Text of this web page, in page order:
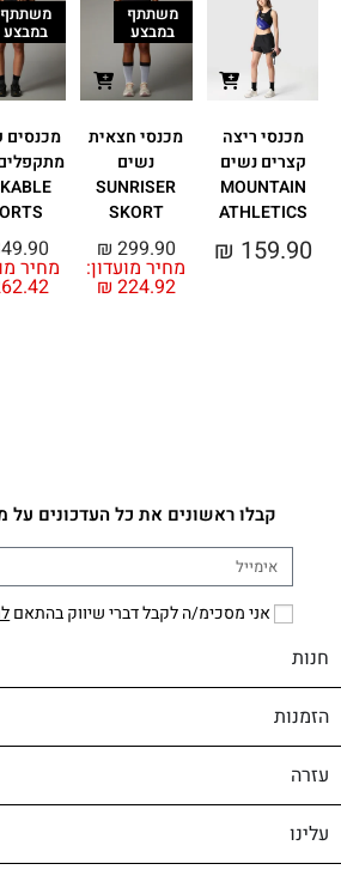
מכנסי ריצה
קצרים נשים
MOUNTAIN
ATHLETICS
₪ 159.90
משתתף
במבצע
מכנסי חצאית
נשים
SUNRISER
SKORT
מחיר מועדון:
₪ 224.92
₪ 299.90
משתתף
במבצע
מכנסים
מחיר
קבלו ראשונים את כל העדכונים על
אני מסכימ/ה לקבל דברי שיווק בהתאם
חנות
הזמנות
עזרה
עלינו